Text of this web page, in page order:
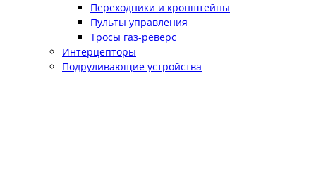
Переходники и кронштейны
Пульты управления
Тросы газ-реверс
Интерцепторы
Подруливающие устройства